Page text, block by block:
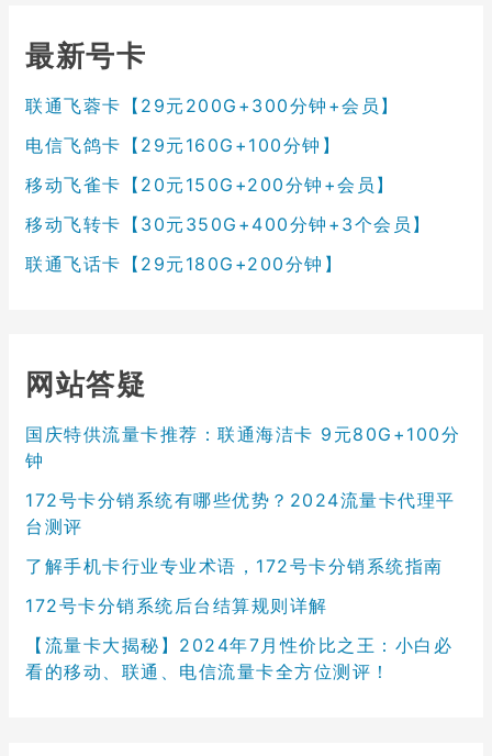
最新号卡
联通飞蓉卡【29元200G+300分钟+会员】
电信飞鸽卡【29元160G+100分钟】
移动飞雀卡【20元150G+200分钟+会员】
移动飞转卡【30元350G+400分钟+3个会员】
联通飞话卡【29元180G+200分钟】
网站答疑
国庆特供流量卡推荐：联通海洁卡 9元80G+100分
钟
172号卡分销系统有哪些优势？2024流量卡代理平
台测评
了解手机卡行业专业术语，172号卡分销系统指南
172号卡分销系统后台结算规则详解
【流量卡大揭秘】2024年7月性价比之王：小白必
看的移动、联通、电信流量卡全方位测评！